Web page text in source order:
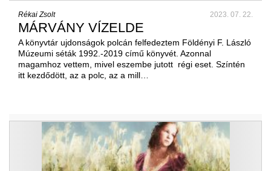
Rékai Zsolt 2023. 07. 22.
MÁRVÁNY VÍZELDE
A könyvtár ujdonságok polcán felfedeztem Földényi F. László
Múzeumi séták 1992.-2019 című könyvét. Azonnal
magamhoz vettem, mivel eszembe jutott régi eset. Színtén
itt kezdődött, az a polc, az a mill…